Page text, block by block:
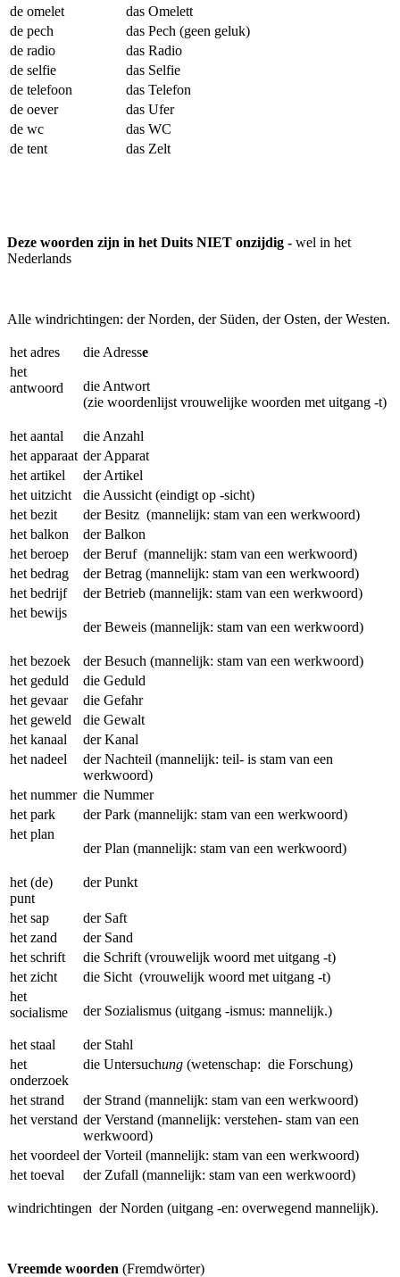
de omelet
das Omelett
de pech
das Pech (geen geluk)
de radio
das Radio
de selfie
das Selfie
de telefoon
das Telefon
de oever
das Ufer
de wc
das WC
de tent
das Zelt
Deze woorden zijn in het Duits NIET onzijdig - wel in het
Nederlands
Alle windrichtingen: der Norden, der Süden, der Osten, der Westen.
het adres die Adresse
het
antwoord
die Antwort
(zie woordenlijst vrouwelijke woorden met uitgang -t)
het aantal
die Anzahl
het apparaat der Apparat
het artikel
der Artikel
het uitzicht
die Aussicht (eindigt op -sicht)
het bezit
der Besitz (mannelijk: stam van een werkwoord)
het balkon
der Balkon
het beroep
der Beruf (mannelijk: stam van een werkwoord)
het bedrag
der Betrag (mannelijk: stam van een werkwoord)
het bedrijf
der Betrieb (mannelijk: stam van een werkwoord)
het bewijs
der Beweis (mannelijk: stam van een werkwoord)
het bezoek
der Besuch (mannelijk: stam van een werkwoord)
het geduld
die Geduld
het gevaar
die Gefahr
het geweld
die Gewalt
het kanaal
der Kanal
het nadeel
der Nachteil (mannelijk: teil- is stam van een
werkwoord)
het nummer die Nummer
het park
der Park (mannelijk: stam van een werkwoord)
het plan
der Plan (mannelijk: stam van een werkwoord)
het (de)
punt
der Punkt
het sap
der Saft
het zand
der Sand
het schrift
die Schrift (vrouwelijk woord met uitgang -t)
het zicht
die Sicht (vrouwelijk woord met uitgang -t)
het
socialisme
der Sozialismus (uitgang -ismus: mannelijk.)
het staal
der Stahl
het
onderzoek
die Untersuchung (wetenschap: die Forschung)
het strand
der Strand (mannelijk: stam van een werkwoord)
het verstand der Verstand (mannelijk: verstehen- stam van een
werkwoord)
het voordeel der Vorteil (mannelijk: stam van een werkwoord)
het toeval
der Zufall (mannelijk: stam van een werkwoord)
windrichtingen der Norden (uitgang -en: overwegend mannelijk).
Vreemde woorden (Fremdwörter)